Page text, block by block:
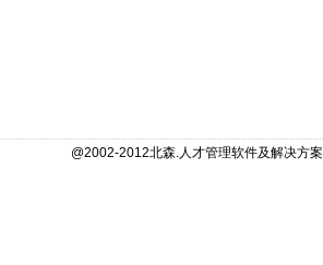
@2002-2012北森.人才管理软件及解决方案